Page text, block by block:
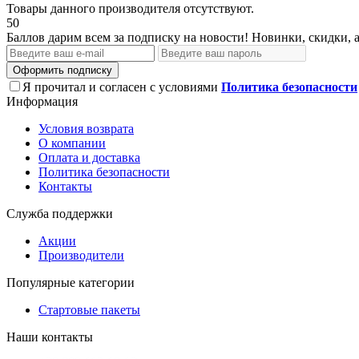
Товары данного производителя отсутствуют.
50
Баллов дарим всем за подписку на новости! Новинки, скидки,
Оформить подписку
Я прочитал и согласен с условиями Политика безопасности
Информация
Условия возврата
О компании
Оплата и доставка
Политика безопасности
Контакты
Служба поддержки
Акции
Производители
Популярные категории
Стартовые пакеты
Наши контакты